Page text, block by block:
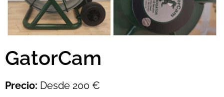
GatorCam
Precio: Desde 200 €